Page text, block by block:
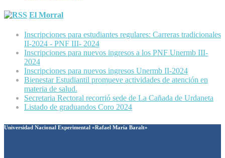
El Morral
Inscripciones para estudiantes regulares: Carreras tradicionales
II-2024 - PNF III- 2024
Inscripciones para nuevos ingresos a los PNF Unermb III-
2024
Inscripciones para nuevos ingresos Unermb II-2024
Bienestar Estudiantil promueve actividades de atención en
materia de salud.
Secretaria Rectoral recorrió sede de La Cañada de Urdaneta
Listado de graduandos Coro 2024
Universidad Nacional Experimental «Rafael María Baralt»